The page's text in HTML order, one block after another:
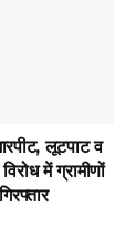
लूटपाट व
में ग्रामीणों